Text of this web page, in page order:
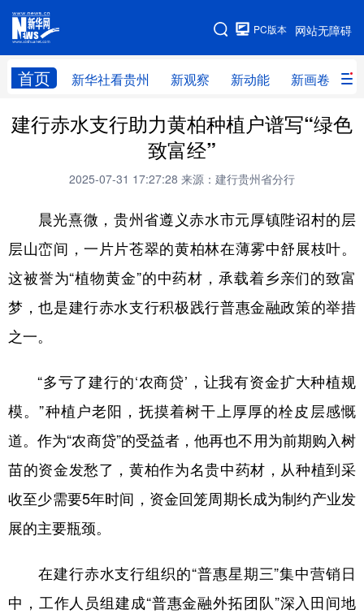
网站无障碍
PC版本
首页 新华社看贵州 新观察 新动能 新画卷
网站地图
新华社看贵州 新观察 新动能 新画卷
贵州领导
直播
畅游贵州 数字贵州 律动贵州 健康贵州
光影贵州 部门之窗 县区直达 企业速递
地方频道
北京 天津 河北 山西
辽宁 吉林 上海 江苏
浙江
广东 广西 海南 重庆
建行赤水支行助力黄柏种植户谱写“绿色
致富经”
2025-07-31 17:27:28 来源：建行贵州省分行
晨光熹微，贵州省遵义赤水市元厚镇陛诏村的层
层山峦间，一片片苍翠的黄柏林在薄雾中舒展枝叶。
这被誉为“植物黄金”的中药材，承载着乡亲们的致富
梦，也是建行赤水支行积极践行普惠金融政策的举措
之一。
“多亏了建行的‘农商贷’，让我有资金扩大种植规
模。”种植户老阳，抚摸着树干上厚厚的栓皮层感慨
道。作为“农商贷”的受益者，他再也不用为前期购入树
苗的资金发愁了，黄柏作为名贵中药材，从种植到采
收至少需要5年时间，资金回笼周期长成为制约产业发
展的主要瓶颈。
在建行赤水支行组织的“普惠星期三”集中营销日
中，工作人员组建成“普惠金融外拓团队”深入田间地